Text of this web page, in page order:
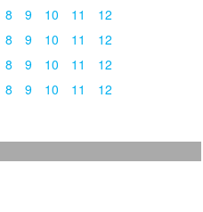
8 9 10 11
12
8 9 10 11
12
8 9 10 11
12
8 9 10 11
12